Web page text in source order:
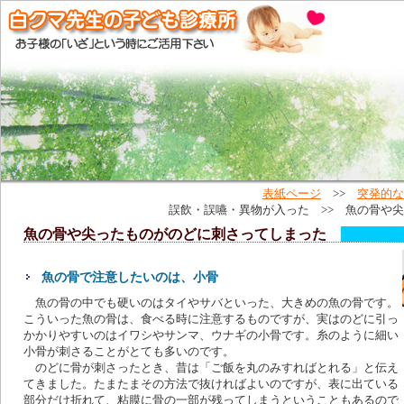
表紙ページ >> 突発的
誤飲・誤嚥・異物が入った >> 魚の骨や尖
魚の骨や尖ったものがのどに刺さってしまった
魚の骨で注意したいのは、小骨
魚の骨の中でも硬いのはタイやサバといった、大きめの魚の骨です。
こういった魚の骨は、食べる時に注意するものですが、実はのどに引っ
かかりやすいのはイワシやサンマ、ウナギの小骨です。糸のように細い
小骨が刺さることがとても多いのです。
のどに骨が刺さったとき、昔は「ご飯を丸のみすればとれる」と伝え
てきました。たまたまその方法で抜ければよいのですが、表に出ている
部分だけ折れて、粘膜に骨の一部が残ってしまうということもあるので